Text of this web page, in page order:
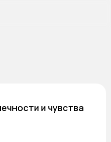
и чувства